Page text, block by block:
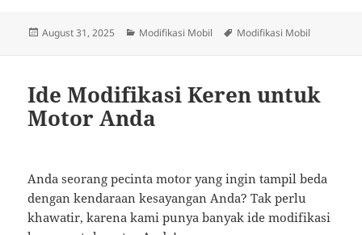
Posted
August 31, 2025 Categories
Modifikasi Mobil Tags
Modifikasi Mobil
Ide Modifikasi Keren untuk
Motor Anda
Anda seorang pecinta motor yang ingin tampil beda
dengan kendaraan kesayangan Anda? Tak perlu
khawatir, karena kami punya banyak ide modifikasi